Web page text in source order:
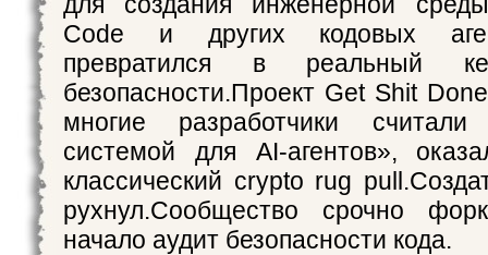
Code и других кодовых
превратился в реальный
безопасности.Проект Get Shit
многие разработчики считали
системой для AI-агентов»,
классический crypto rug
рухнул.Сообщество срочно
начало аудит безопасности кода.